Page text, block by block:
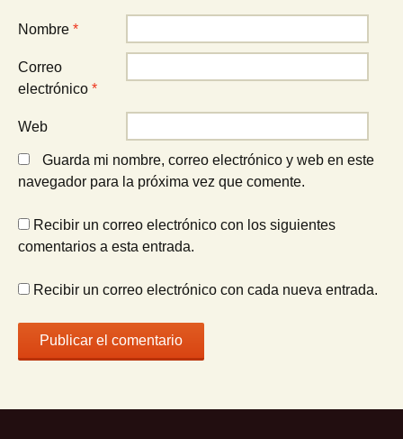
Nombre *
Correo
electrónico *
Web
Guarda mi nombre, correo electrónico y web en este
navegador para la próxima vez que comente.
Recibir un correo electrónico con los siguientes
comentarios a esta entrada.
Recibir un correo electrónico con cada nueva entrada.